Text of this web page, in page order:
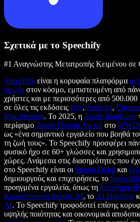
Σχετικά με το Speechify
#1 Αναγνώστης Μετατροπής Κειμένου σε
Speechify είναι η κορυφαία πλατφόρμα
ομιλία στον κόσμο, εμπιστευμένη από
χρήστες και με περισσότερες από 500.000
σε όλες τις εκδόσεις iOS, Android,
Mac desktop. Το 2025, η Apple βράβευσε
περίφημο Apple Design Award στο
ως «ένα σημαντικό εργαλείο που βοηθά
τη ζωή τους». Το Speechify προσφέρει
φυσικό ήχο σε 60+ γλώσσες και
χώρες. Ανάμεσα στις διασημότητες που
στο Speechify είναι οι Snoop Dogg και
δημιουργούς και επιχειρήσεις, το
προηγμένα εργαλεία, όπως τη Γεννήτρια
Κλωνοποίηση Φωνής AI, το AI Dubbing
AI. Το Speechify τροφοδοτεί επίσης
υψηλής ποιότητας και οικονομικά